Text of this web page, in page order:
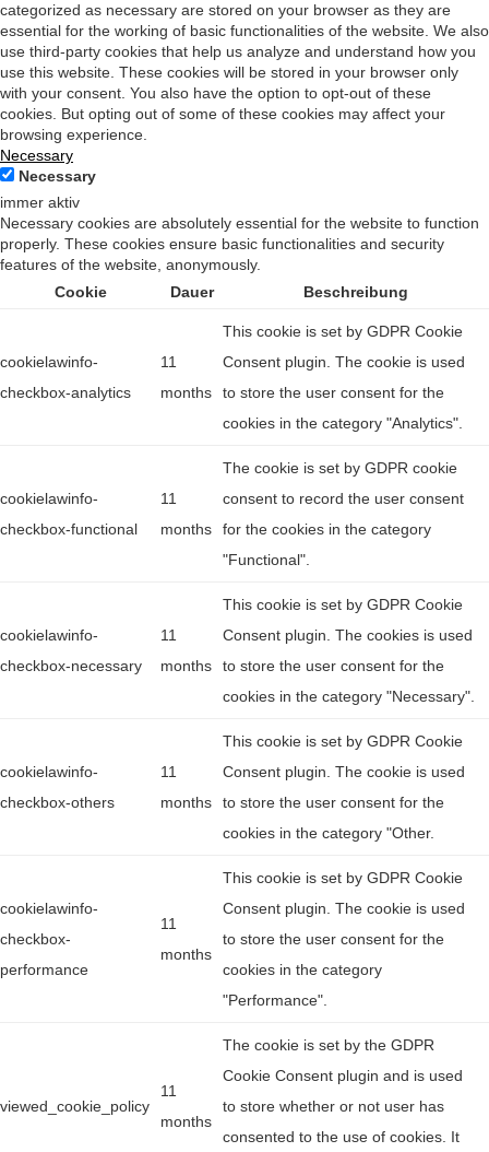
categorized as necessary are stored on your browser as they are
essential for the working of basic functionalities of the website. We also
use third-party cookies that help us analyze and understand how you
use this website. These cookies will be stored in your browser only
with your consent. You also have the option to opt-out of these
cookies. But opting out of some of these cookies may affect your
browsing experience.
Necessary
Necessary
immer aktiv
Necessary cookies are absolutely essential for the website to function
properly. These cookies ensure basic functionalities and security
features of the website, anonymously.
Cookie
Dauer Beschreibung
cookielawinfo-
checkbox-analytics
11
months
This cookie is set by GDPR Cookie
Consent plugin. The cookie is used
to store the user consent for the
cookies in the category "Analytics".
cookielawinfo-
checkbox-functional
11
months
The cookie is set by GDPR cookie
consent to record the user consent
for the cookies in the category
"Functional".
cookielawinfo-
checkbox-necessary
11
months
This cookie is set by GDPR Cookie
Consent plugin. The cookies is used
to store the user consent for the
cookies in the category "Necessary".
cookielawinfo-
checkbox-others
11
months
This cookie is set by GDPR Cookie
Consent plugin. The cookie is used
to store the user consent for the
cookies in the category "Other.
cookielawinfo-
checkbox-
performance
11
months
This cookie is set by GDPR Cookie
Consent plugin. The cookie is used
to store the user consent for the
cookies in the category
"Performance".
viewed_cookie_policy
11
months
The cookie is set by the GDPR
Cookie Consent plugin and is used
to store whether or not user has
consented to the use of cookies. It